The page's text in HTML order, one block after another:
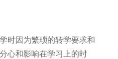
时因为繁琐的转学要求和
心和影响在学习上的时